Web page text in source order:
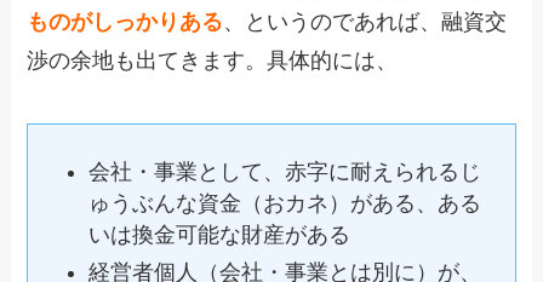
ものがしっかりある、というのであれば、融資交
渉の余地も出てきます。具体的には、
会社・事業として、赤字に耐えられるじ
ゅうぶんな資金（おカネ）がある、ある
いは換金可能な財産がある
経営者個人（会社・事業とは別に）が、